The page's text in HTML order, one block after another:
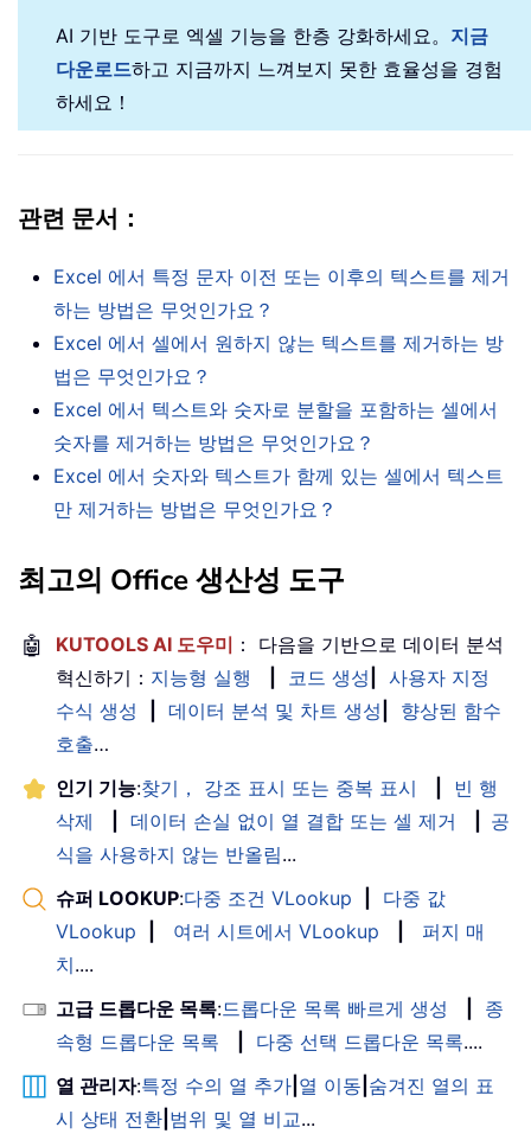
AI 기반 도구로 엑셀 기능을 한층 강화하세요。 지금
다운로드하고 지금까지 느껴보지 못한 효율성을 경험
하세요！
관련 문서：
Excel 에서 특정 문자 이전 또는 이후의 텍스트를 제거
하는 방법은 무엇인가요？
Excel 에서 셀에서 원하지 않는 텍스트를 제거하는 방
법은 무엇인가요？
Excel 에서 텍스트와 숫자로 분할을 포함하는 셀에서
숫자를 제거하는 방법은 무엇인가요？
Excel 에서 숫자와 텍스트가 함께 있는 셀에서 텍스트
만 제거하는 방법은 무엇인가요？
최고의 Office 생산성 도구
🤖 KUTOOLS AI 도우미 ： 다음을 기반으로 데이터 분석
혁신하기： 지능형 실행 코드 생성
사용자 지정
수식 생성
데이터 분석 및 차트 생성
향상된 함수
호출…
인기 기능:찾기， 강조 표시 또는 중복 표시
빈 행
삭제
데이터 손실 없이 열 결합 또는 셀 제거
공
식을 사용하지 않는 반올림...
슈퍼 LOOKUP:다중 조건 VLookup
다중 값
VLookup
여러 시트에서 VLookup
퍼지 매
치....
고급 드롭다운 목록:드롭다운 목록 빠르게 생성
종
속형 드롭다운 목록
다중 선택 드롭다운 목록....
열 관리자:특정 수의 열 추가 열 이동 숨겨진 열의 표
시 상태 전환 범위 및 열 비교...